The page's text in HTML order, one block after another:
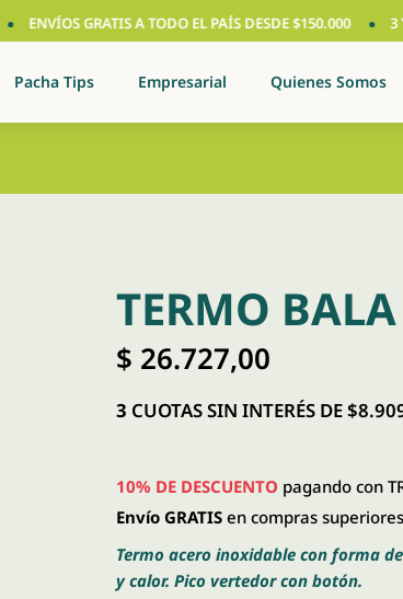
ENVÍOS GRATIS A TODO EL PAÍS DESDE $150.000 3 Y 6
Pacha Tips Empresarial Quienes Somos
TERMO
$ 26.727,00
3 CUOTAS SIN INTERÉS DE
10% DE DESCUENTO pagando con
Envío GRATIS en compras
Termo acero inoxidable con forma
y calor. Pico vertedor con botón.